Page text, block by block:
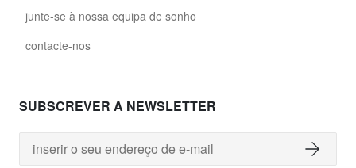
junte-se à nossa equipa de sonho
contacte-nos
SUBSCREVER A NEWSLETTER